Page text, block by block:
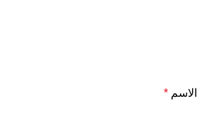
الاسم *